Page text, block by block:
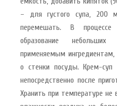
– для густого супа, 200
перемешать. В процессе
образование небольших
применяемым
о стенки посуды. Крем-суп
непосредственно после
Хранить при температуре не